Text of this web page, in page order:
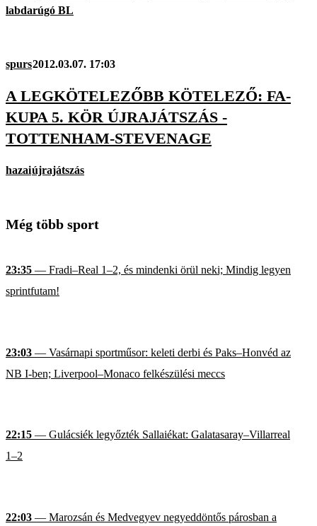
labdarúgó BL
spurs2012.03.07. 17:03
A LEGKÖTELEZŐBB KÖTELEZŐ: FA-
KUPA 5. KÖR ÚJRAJÁTSZÁS -
TOTTENHAM-STEVENAGE
hazaiújrajátszás
Még több sport
23:35 — Fradi–Real 1–2, és mindenki örül neki; Mindig legyen
sprintfutam!
23:03 — Vasárnapi sportműsor: keleti derbi és Paks–Honvéd az
NB I-ben; Liverpool–Monaco felkészülési meccs
22:15 — Gulácsiék legyőzték Sallaiékat: Galatasaray–Villarreal
1–2
22:03 — Marozsán és Medvegyev negyeddöntős párosban a